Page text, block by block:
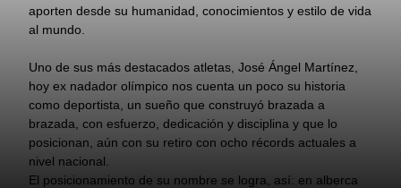
aporten desde su humanidad, conocimientos y estilo de vida
al mundo.
Uno de sus más destacados atletas, José Ángel Martínez,
hoy ex nadador olímpico nos cuenta un poco su historia
como deportista, un sueño que construyó brazada a
brazada, con esfuerzo, dedicación y disciplina y que lo
posicionan, aún con su retiro con ocho récords actuales a
nivel nacional.
El posicionamiento de su nombre se logra, así: en alberca